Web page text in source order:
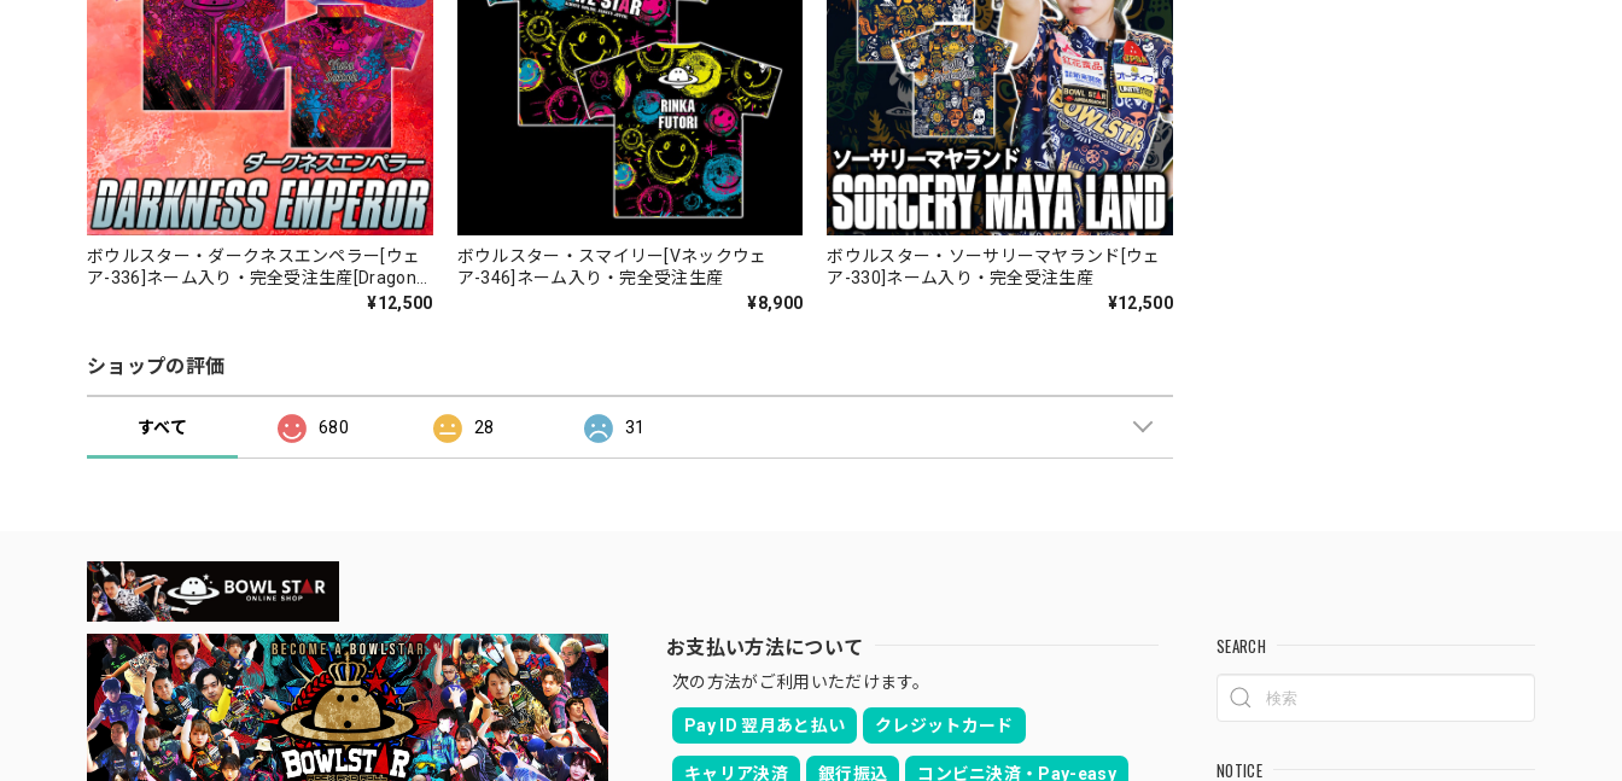
ボウルスター・ダークネスエンペラー[ウェ
ア-336]ネーム入り・完全受注生産[Dragon
¥12,500
ボウルスター・スマイリー[Vネックウェ
ア-346]ネーム入り・完全受注生産
¥8,900
ボウルスター・ソーサリーマヤランド[ウェ
ア-330]ネーム入り・完全受注生産
¥12,500
ショップの評価
すべて 680 28 31
お支払い方法について
次の方法がご利用いただけます。
Pay ID 翌月あと払い クレジットカード
キャリア決済 銀行振込 コンビニ決済・Pay-easy
SEARCH
NOTICE